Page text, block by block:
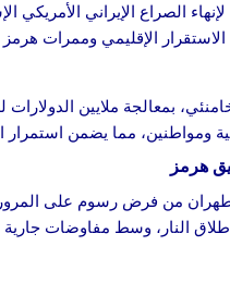
الصراع الإيراني
الإقليمي وممرات هرمز
بمعالجة ملايين
مما يضمن استمرار
هرمز
من فرض رسوم على المرور
النار، وسط مفاوضات جارية